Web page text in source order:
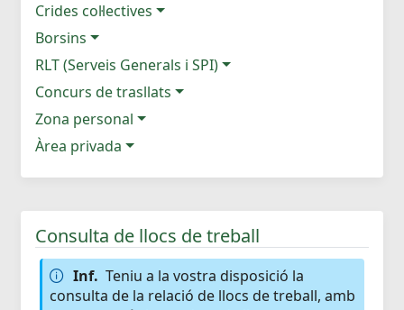
Crides col·lectives
Borsins
RLT (Serveis Generals i SPI)
Concurs de trasllats
Zona personal
Àrea privada
Consulta de llocs de treball
Inf. Teniu a la vostra disposició la
consulta de la relació de llocs de treball, amb